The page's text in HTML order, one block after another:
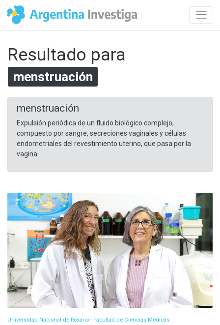
Resultado para
menstruación
menstruación
Expulsión periódica de un fluido biológico complejo,
compuesto por sangre, secreciones vaginales y células
endometriales del revestimiento uterino, que pasa por la
vagina.
Universidad Nacional de Rosario - Facultad de Ciencias Médicas